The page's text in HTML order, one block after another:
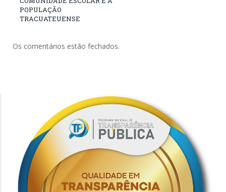
POPULAÇÃO
TRACUATEUENSE
Os comentários estão fechados.